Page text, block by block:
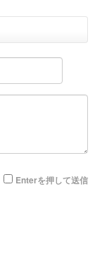
Enterを押して送信